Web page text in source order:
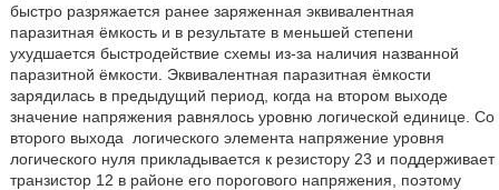
быстро разряжается ранее заряженная эквивалентная
паразитная ёмкость и в результате в меньшей степени
ухудшается быстродействие схемы из-за наличия названной
паразитной ёмкости. Эквивалентная паразитная ёмкости
зарядилась в предыдущий период, когда на втором выходе
значение напряжения равнялось уровню логической единице. Со
второго выхода
логического элемента напряжение уровня
логического нуля прикладывается к резистору 23 и поддерживает
транзистор 12 в районе его порогового напряжения, поэтому